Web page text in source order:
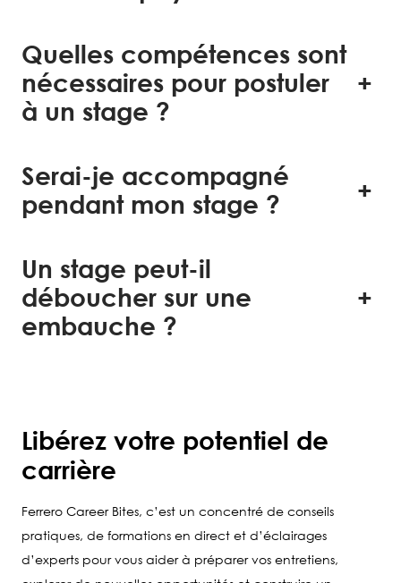
Quelles compétences sont
nécessaires pour postuler
à un stage ?
Serai-je accompagné
pendant mon stage ?
Un stage peut-il
déboucher sur une
embauche ?
Libérez votre potentiel de
carrière
Ferrero Career Bites, c’est un concentré de conseils
pratiques, de formations en direct et d’éclairages
d’experts pour vous aider à préparer vos entretiens,